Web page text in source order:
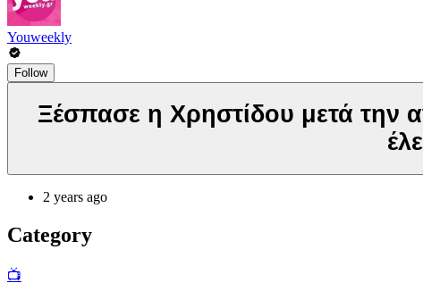
Youweekly
Follow
Ξέσπασε η Χρηστίδου μετά την
2 years ago
Category
📺